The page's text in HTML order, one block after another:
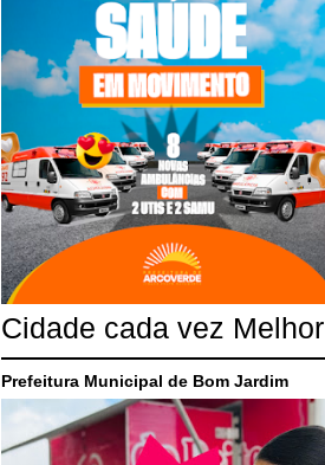
Cidade cada vez Melhor
Prefeitura Municipal de Bom Jardim